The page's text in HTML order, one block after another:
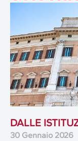
DALLE
30 Gennaio 2026